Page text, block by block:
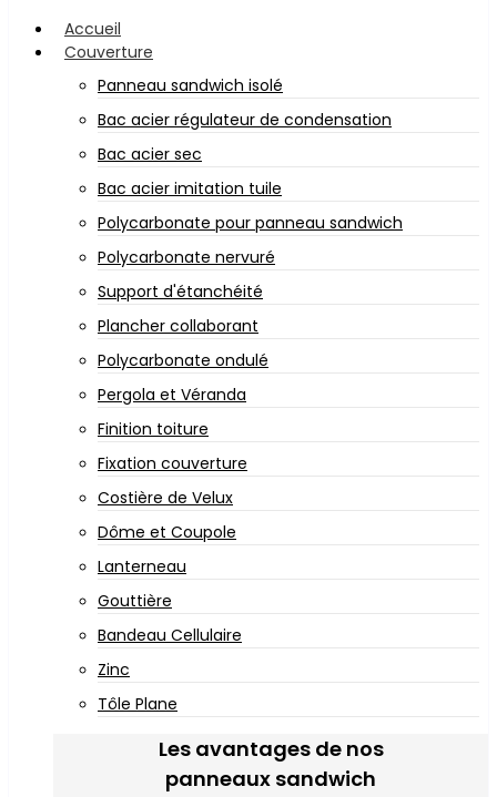
Accueil
Couverture
Panneau sandwich isolé
Bac acier régulateur de condensation
Bac acier sec
Bac acier imitation tuile
Polycarbonate pour panneau sandwich
Polycarbonate nervuré
Support d'étanchéité
Plancher collaborant
Polycarbonate ondulé
Pergola et Véranda
Finition toiture
Fixation couverture
Costière de Velux
Dôme et Coupole
Lanterneau
Gouttière
Bandeau Cellulaire
Zinc
Tôle Plane
Les avantages de nos
panneaux sandwich